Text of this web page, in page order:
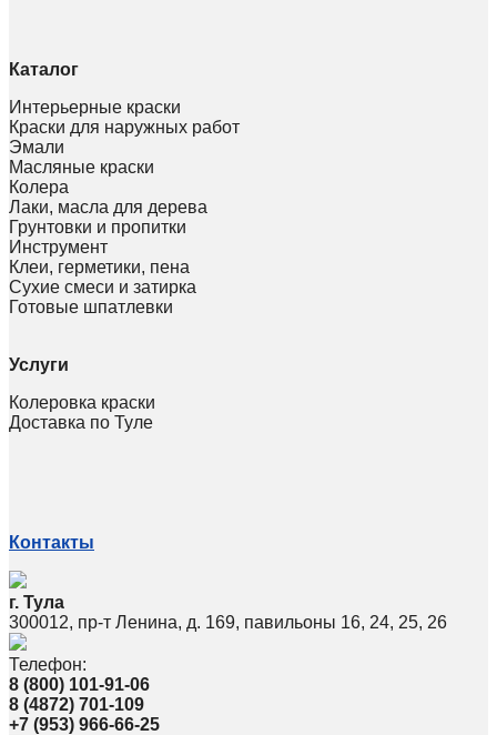
Каталог
Интерьерные краски
Краски для наружных работ
Эмали
Масляные краски
Колера
Лаки, масла для дерева
Грунтовки и пропитки
Инструмент
Клеи, герметики, пена
Сухие смеси и затирка
Готовые шпатлевки
Услуги
Колеровка краски
Доставка по Туле
Контакты
г. Тула
300012, пр-т Ленина, д. 169, павильоны 16, 24, 25, 26
Телефон:
8 (800) 101-91-06
8 (4872) 701-109
+7 (953) 966-66-25